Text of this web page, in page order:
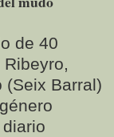
de 40
(Seix Barral)